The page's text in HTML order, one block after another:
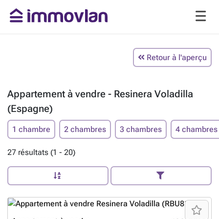
Retour à l'aperçu
Appartement à vendre - Resinera Voladilla
(Espagne)
1 chambre 2 chambres 3 chambres 4 chambres
27 résultats (1 - 20)